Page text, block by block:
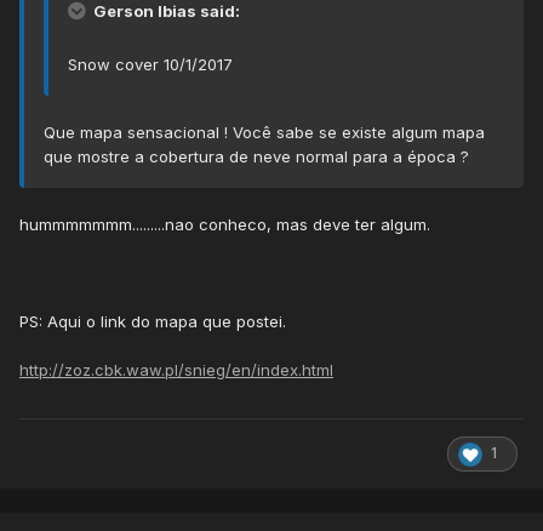
Gerson Ibias said:
Snow cover 10/1/2017
Que mapa sensacional ! Você sabe se existe algum mapa
que mostre a cobertura de neve normal para a época ?
hummmmmmm.........nao conheco, mas deve ter algum.
PS: Aqui o link do mapa que postei.
http://zoz.cbk.waw.pl/snieg/en/index.html
1